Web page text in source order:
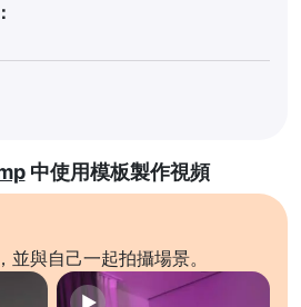
中使用模板製作視頻
與自己一起拍攝場景。